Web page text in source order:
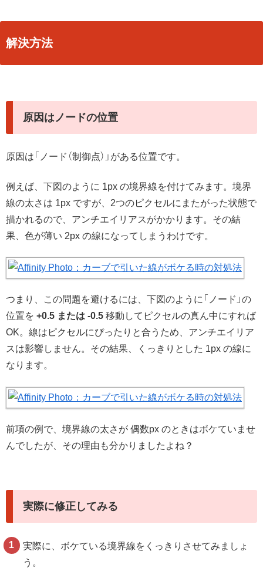
解決方法
原因はノードの位置
原因は「ノード（制御点）」がある位置です。
例えば、下図のように 1px の境界線を付けてみます。境界
線の太さは 1px ですが、2つのピクセルにまたがった状態で
描かれるので、アンチエイリアスがかかります。その結
果、色が薄い 2px の線になってしまうわけです。
つまり、この問題を避けるには、下図のように「ノード」の
位置を +0.5 または -0.5 移動してピクセルの真ん中にすれば
OK。線はピクセルにぴったりと合うため、アンチエイリア
スは影響しません。その結果、くっきりとした 1px の線に
なります。
前項の例で、境界線の太さが 偶数px のときはボケていませ
んでしたが、その理由も分かりましたよね？
実際に修正してみる
実際に、ボケている境界線をくっきりさせてみましょ
う。